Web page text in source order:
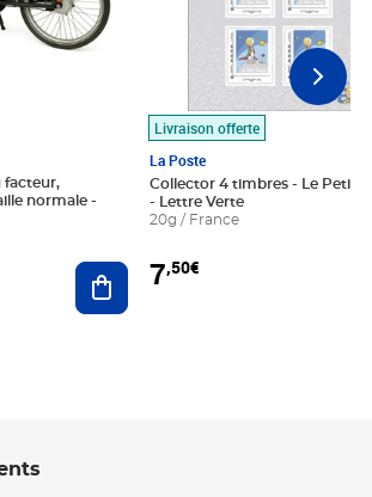
facteur,
Ajouter au panier
Livraison offerte
La Poste
Collector 4 timbres - Le Petit
- Lettre Verte
20g / France
7,50€